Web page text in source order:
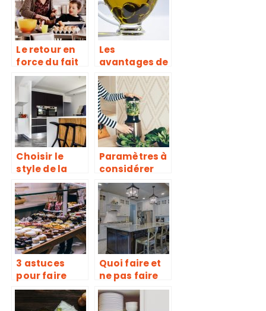
Le retour en
force du fait
maison
Les
avantages de
l’huile d’olive
grecque
Choisir le
style de la
cuisine
adapté à
votre goût
Paramètres à
considérer
pour choisir
son robot-
coupe de
cuisine ?
3 astuces
pour faire
d’excellentes
pâtisseries
Quoi faire et
ne pas faire
pour sa
renovation de